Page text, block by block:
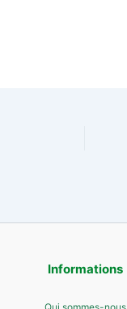
Informations